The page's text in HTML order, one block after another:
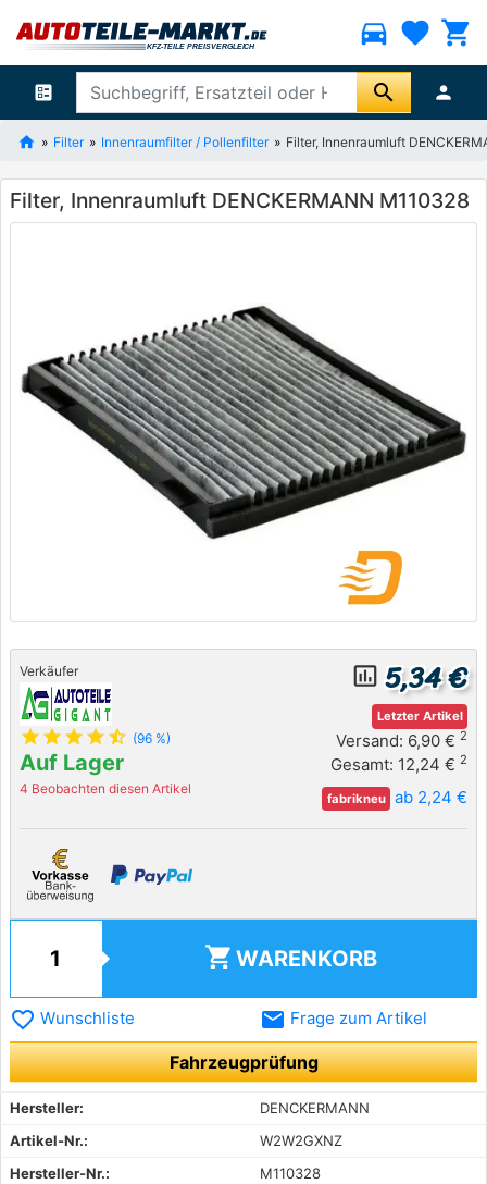
directions_car favorite shopping_cart
ballot search person
Filter Innenraumfilter / Pollenfilter Filter, Innenraumluft
Filter, Innenraumluft DENCKERMANN M110328
Verkäufer
star star star star star_half (96 %)
Auf Lager
4 Beobachten diesen Artikel
insert_chart_outlined 5,34 €
Letzter Artikel
Versand: 6,90 € 2
Gesamt: 12,24 € 2
fabrikneu ab 2,24 €
shopping_cart WARENKORB
favorite_border Wunschliste email Frage zum Artikel
Fahrzeugprüfung
Hersteller:
DENCKERMANN
Artikel-Nr.:
W2W2GXNZ
Hersteller-Nr.:
M110328